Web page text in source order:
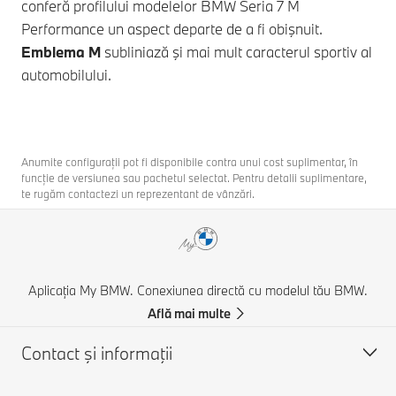
conferă profilului modelelor BMW Seria 7 M
Performance un aspect departe de a fi obişnuit.
Emblema M subliniază şi mai mult caracterul sportiv al
automobilului.
Anumite configurații pot fi disponibile contra unui cost suplimentar, în
funcție de versiunea sau pachetul selectat. Pentru detalii suplimentare,
te rugăm contactezi un reprezentant de vânzări.
Aplicația My BMW. Conexiunea directă cu modelul tău BMW.
Află mai multe
Contact şi informaţii